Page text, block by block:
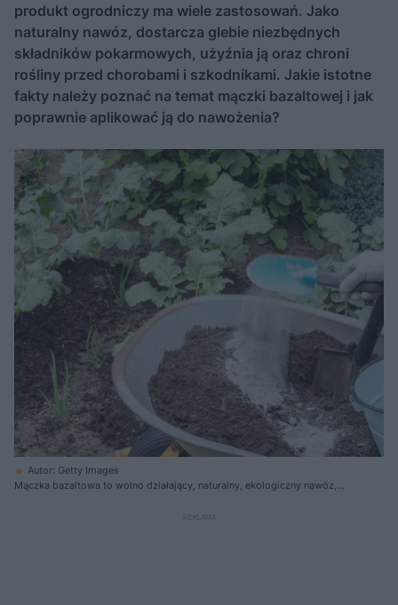
produkt ogrodniczy ma wiele zastosowań. Jako
naturalny nawóz, dostarcza glebie niezbędnych
składników pokarmowych, użyźnia ją oraz chroni
rośliny przed chorobami i szkodnikami. Jakie istotne
fakty należy poznać na temat mączki bazaltowej i jak
poprawnie aplikować ją do nawożenia?
Autor: Getty Images
Mączka bazaltowa to wolno działający, naturalny, ekologiczny nawóz,